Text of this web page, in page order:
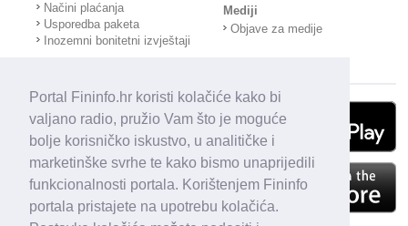
Portal Fininfo.hr koristi kolačiće kako bi
valjano radio, pružio Vam što je moguće
bolje korisničko iskustvo, u analitičke i
marketinške svrhe te kako bismo unaprijedili
funkcionalnosti portala. Korištenjem Fininfo
portala pristajete na upotrebu kolačića.
Načini plaćanja
Usporedba paketa
Inozemni bonitetni izvještaji
Mediji
Objave za medije